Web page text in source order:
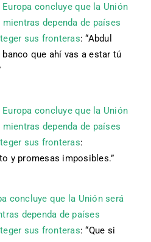
Europa concluye que la Unión
mientras dependa de países
sus fronteras: “Abdul
banco que ahí vas a estar tú
Europa concluye que la Unión
mientras dependa de países
sus fronteras:
y promesas imposibles.”
concluye que la Unión será
dependa de países
sus fronteras: “Que si